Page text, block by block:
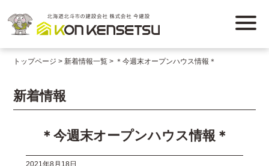
トップページ 新着情報一覧 ＊今週末オープンハウス情報＊
新着情報
＊今週末オープンハウス情報＊
2021年8月18日